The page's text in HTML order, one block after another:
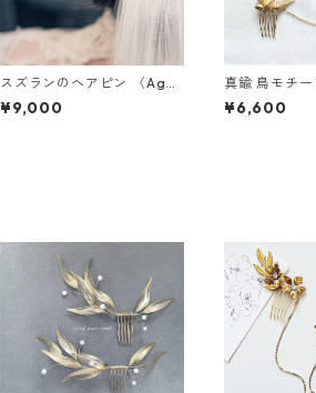
スズランのヘアピン 〈Agne
s WALKER〉
¥9,000
真鍮 鳥モチー
ン ヘアコーム
¥6,600